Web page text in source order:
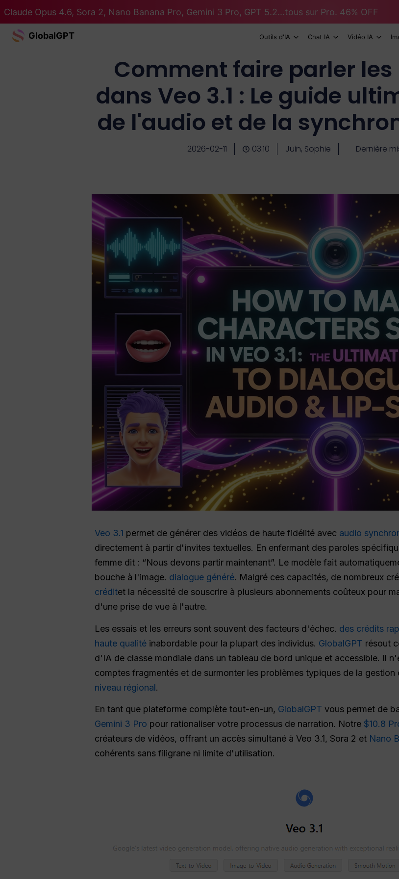
Claude Opus 4.6, Sora 2, Nano Banana Pro, Gemini 3 Pro, GPT 5.2...tous sur Pro. 46% OFF
GlobalGPT Outils d'IA Chat IA Vidéo IA
Comment faire parler
dans Veo 3.1 : Le guide
de l'audio et de la
2026-02-11 03:10 Juin, Sophie Dernière
Veo 3.1 permet de générer des vidéos de haute fidélité avec audio
directement à partir d'invites textuelles. En enfermant des paroles
femme dit : “Nous devons partir maintenant”. Le modèle fait
bouche à l'image. dialogue généré. Malgré ces capacités, de nombreux
créditet la nécessité de souscrire à plusieurs abonnements coûteux pour
d'une prise de vue à l'autre.
Les essais et les erreurs sont souvent des facteurs d'échec. des crédits
haute qualité inabordable pour la plupart des individus. GlobalGPT résout
d'IA de classe mondiale dans un tableau de bord unique et accessible. Il
comptes fragmentés et de surmonter les problèmes typiques de la gestion
niveau régional.
En tant que plateforme complète tout-en-un, GlobalGPT vous permet de
Gemini 3 Pro pour rationaliser votre processus de narration. Notre $10.8
créateurs de vidéos, offrant un accès simultané à Veo 3.1, Sora 2 et Nano
cohérents sans filigrane ni limite d'utilisation.